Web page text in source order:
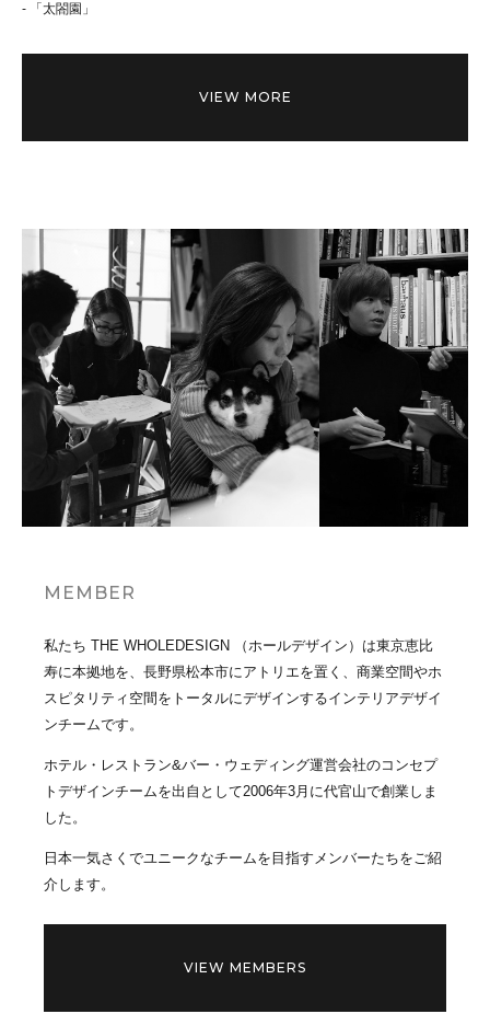
- 「太閤園」
VIEW MORE
MEMBER
私たち THE WHOLEDESIGN （ホールデザイン）は東京恵比
寿に本拠地を、長野県松本市にアトリエを置く、商業空間やホ
スピタリティ空間をトータルにデザインするインテリアデザイ
ンチームです。
ホテル・レストラン&バー・ウェディング運営会社のコンセプ
トデザインチームを出自として2006年3月に代官山で創業しま
した。
日本一気さくでユニークなチームを目指すメンバーたちをご紹
介します。
VIEW MEMBERS